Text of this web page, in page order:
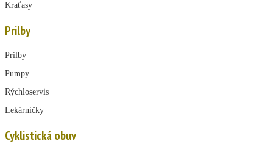
Kraťasy
Prilby
Prilby
Pumpy
Rýchloservis
Lekárničky
Cyklistická obuv